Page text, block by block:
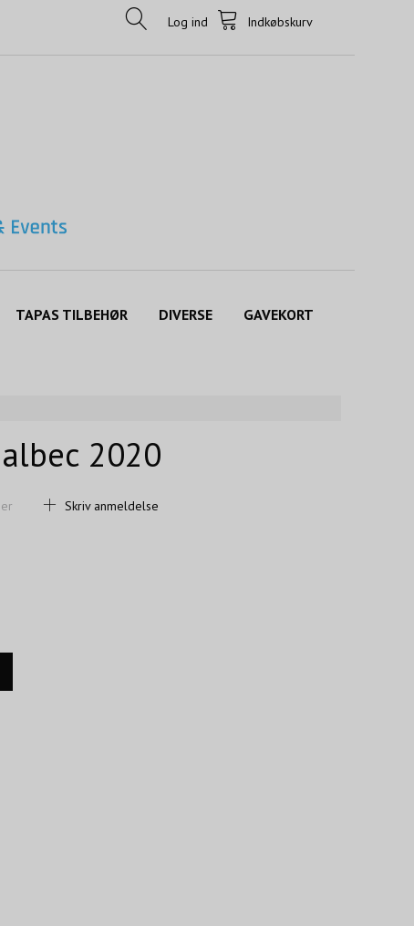
Indkøbskurv
Log ind
TAPAS TILBEHØR DIVERSE GAVEKORT
2020
Skriv anmeldelse